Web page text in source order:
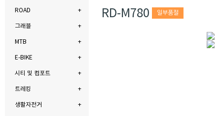
ROAD
그래블
MTB
E-BIKE
시티 및 컴포트
트레킹
생활자전거
RD-M780 일부품절